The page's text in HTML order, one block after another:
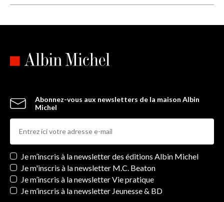
Abonnez-vous aux newsletters de la maison Albin
Michel
Newsletters
Je m’inscris à la newsletter des éditions Albin Michel
Je m'inscris à la newsletter M.C. Beaton
Je m’inscris à la newsletter Vie pratique
Je m’inscris à la newsletter Jeunesse & BD